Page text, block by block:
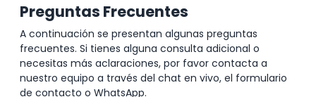
Preguntas Frecuentes
A continuación se presentan algunas preguntas
frecuentes. Si tienes alguna consulta adicional o
necesitas más aclaraciones, por favor contacta a
nuestro equipo a través del chat en vivo, el formulario
de contacto o WhatsApp.